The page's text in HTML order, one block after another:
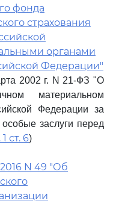
фонда
страхования
органами
Федерации"
2002 г. N 21-ФЗ "О
материальном
Федерации за
заслуги перед
1 ст. 6)
N 49 "Об